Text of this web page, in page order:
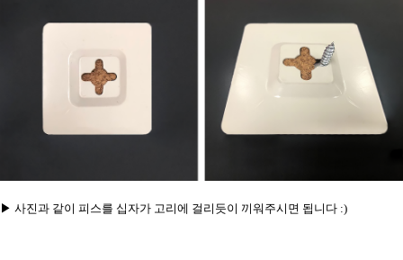
▶ 사진과 같이 피스를 십자가 고리에 걸리듯이 끼워주시면 됩니다 :)